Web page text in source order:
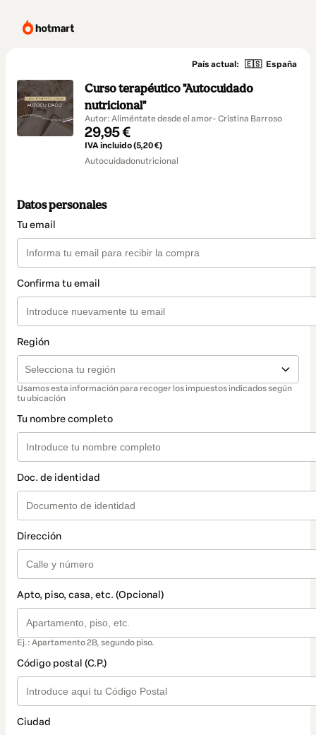
País actual: 🇪🇸 España
Curso terapéutico "Autocuidado
nutricional"
Autor: Aliméntate desde el amor- Cristina Barroso
29,95 €
IVA incluido (5,20 €)
Autocuidadonutricional
Datos personales
Tu email
Confirma tu email
Región
Usamos esta información para recoger los impuestos indicados según
tu ubicación
Tu nombre completo
Doc. de identidad
Dirección
Apto, piso, casa, etc. (Opcional)
Ej.: Apartamento 2B, segundo piso.
Código postal (C.P.)
Ciudad